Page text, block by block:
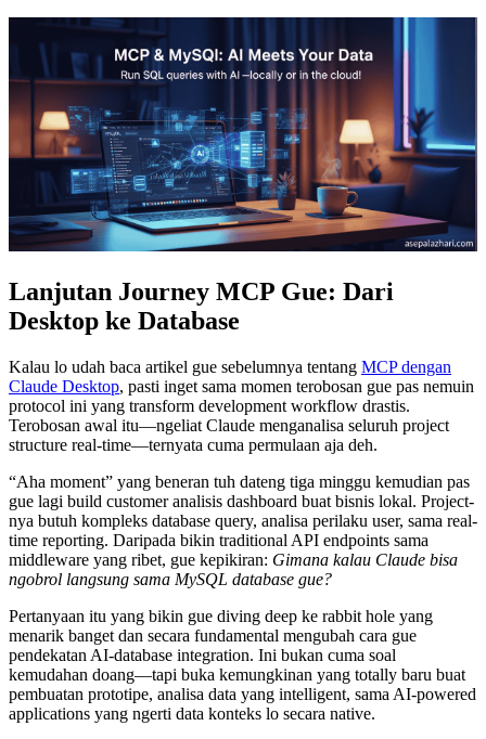
Lanjutan Journey MCP Gue: Dari
Desktop ke Database
Kalau lo udah baca artikel gue sebelumnya tentang MCP dengan
Claude Desktop, pasti inget sama momen terobosan gue pas nemuin
protocol ini yang transform development workflow drastis.
Terobosan awal itu—ngeliat Claude menganalisa seluruh project
structure real-time—ternyata cuma permulaan aja deh.
“Aha moment” yang beneran tuh dateng tiga minggu kemudian pas
gue lagi build customer analisis dashboard buat bisnis lokal. Project-
nya butuh kompleks database query, analisa perilaku user, sama real-
time reporting. Daripada bikin traditional API endpoints sama
middleware yang ribet, gue kepikiran: Gimana kalau Claude bisa
ngobrol langsung sama MySQL database gue?
Pertanyaan itu yang bikin gue diving deep ke rabbit hole yang
menarik banget dan secara fundamental mengubah cara gue
pendekatan AI-database integration. Ini bukan cuma soal
kemudahan doang—tapi buka kemungkinan yang totally baru buat
pembuatan prototipe, analisa data yang intelligent, sama AI-powered
applications yang ngerti data konteks lo secara native.